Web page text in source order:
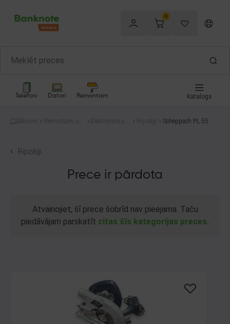
0
Telefoni Datori Remontam Katalogs
Sākums
Remontam un
Elektroinstrum
Ripzāģi Scheppach PL 55
Ripzāģi
Prece ir pārdota
Atvainojiet, šī prece šobrīd nav pieejama. Taču
piedāvājam parskatīt citas šīs kategorijas preces.